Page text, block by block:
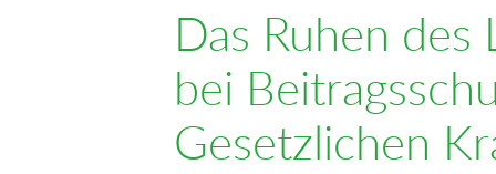
Das Ruhen des
bei
Gesetzlichen